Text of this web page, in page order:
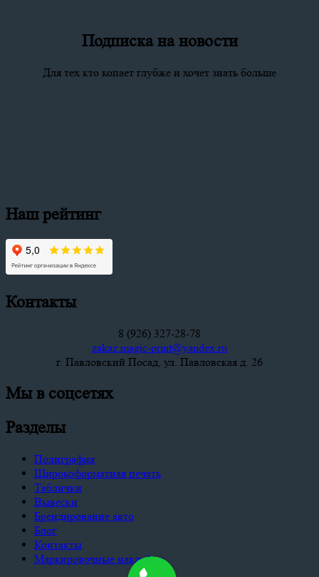
Подписка на новости
Для тех кто копает глубже и хочет знать больше
Наш рейтинг
Контакты
8 (926) 327-28-78
zakaz.magic-print@yandex.ru
г. Павловский Посад, ул. Павловская д. 26
Мы в соцсетях
Разделы
Полиграфия
Широкоформатная печать
Таблички
Вывески
Брендирование авто
Блог
Контакты
Маркировочные наклейки